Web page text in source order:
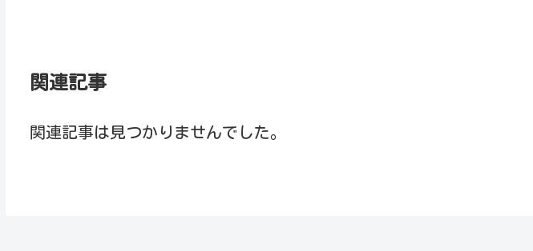
関連記事
関連記事は見つかりませんでした。